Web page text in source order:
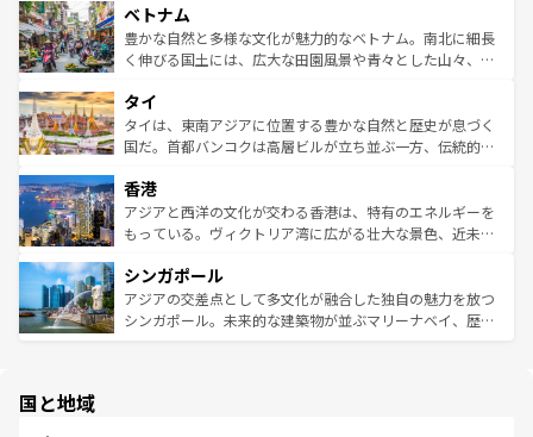
参照してほしい。
容にもいいと評判のスイーツなど、バラエティ豊かな料理
が味わえる。 なお、新着の台湾情報は コンテンツ一覧を参
照してほしい。
き、地方に足を延ばせば四季折々の自然美を楽しむことが
できる。そして、キムチや焼肉、絶品のストリートフード
まで、さまざまな韓国料理が待っている。夜には、韓国な
リティに包まれながら、韓国の多彩な魅力を心ゆくまで味
わってみてほしい。 なお、新着の韓国情報はコンテンツ一
覧を参照してほしい。
ベトナム
豊かな自然と多様な文化が魅力的なベトナム。南北に細長
く伸びる国土には、広大な田園風景や青々とした山々、世
急速な発展と共に伝統が息づく。ハノイの古い町並みやホ
ーチミン市のフランス統治時代の建物も、独特の雰囲気を
醸し出している。また、バラエティの豊かさとおいしさで
とつ。フォーやバインミー、ベトナムコーヒーなどは、ぜ
ひ現地で味わいたい。どの地域を訪れてもあたたかい人々
が旅行者を迎えてくれるので、きっと忘れられない旅にな
参照してほしい。
タイ
タイは、東南アジアに位置する豊かな自然と歴史が息づく
国だ。首都バンコクは高層ビルが立ち並ぶ一方、伝統的な
の活気が交差している。北部ではチェンマイなどの山岳地
帯で自然と触れ合い、南部ではプーケットやクラビの美し
いビーチでリゾート気分を楽しむことができる。タイ料理
激する。気候は一年中温暖で、どの季節にも異なる楽しみ
が待っている。親しみやすいタイの人々、仏教を中心とし
た文化、そして多様な観光資源が、訪れる旅人を魅了し続
香港
アジアと西洋の文化が交わる香港は、特有のエネルギーを
もっている。ヴィクトリア湾に広がる壮大な景色、近未来
み、どこを訪れても感動するはず。観光スポットが密集し
ており、効率よく見どころを回れるのも魅力。息をのむよ
うな絶景から文化的な体験まで、香港を存分に楽しみ尽く
シンガポール
アジアの交差点として多文化が融合した独自の魅力を放つ
シンガポール。未来的な建築物が並ぶマリーナベイ、歴史
国と地域